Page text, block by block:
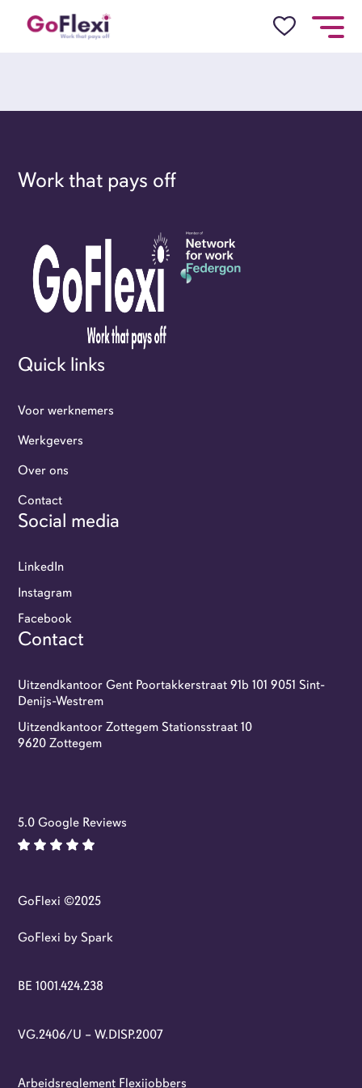
Werkgevers
Flexi-jobbers
Over ons
Contact
GoFlexi portaal
Flexi-jobs
Work that pays off
Quick links
Voor werknemers
Werkgevers
Over ons
Contact
Social media
LinkedIn
Instagram
Facebook
Contact
Uitzendkantoor Gent Poortakkerstraat 91b 101 9051 Sint-
Denijs-Westrem
Uitzendkantoor Zottegem Stationsstraat 10
9620 Zottegem
5.0 Google Reviews
GoFlexi ©2025
GoFlexi by Spark
BE 1001.424.238
VG.2406/U – W.DISP.2007
Arbeidsreglement Flexijobbers